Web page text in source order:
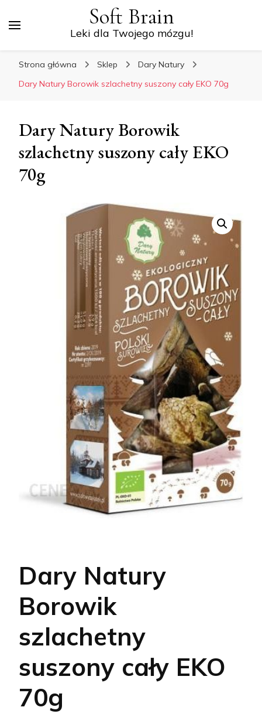
Soft Brain
Leki dla Twojego mózgu!
Strona główna Sklep
Dary Natury
Dary Natury Borowik szlachetny suszony cały EKO 70g
Dary Natury Borowik
szlachetny suszony cały EKO
70g
Dary Natury
Borowik
szlachetny
suszony cały EKO
70g